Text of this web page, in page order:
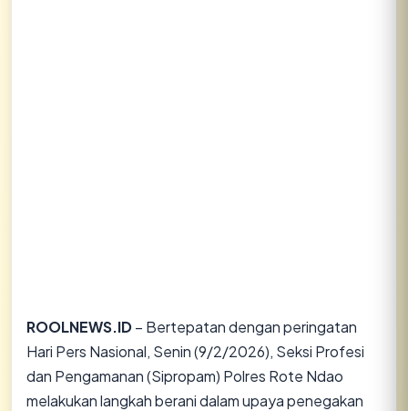
ROOLNEWS.ID– Bertepatan dengan peringatan
Hari Pers Nasional, Senin (9/2/2026), Seksi Profesi
dan Pengamanan (Sipropam) Polres Rote Ndao
melakukan langkah berani dalam upaya penegakan